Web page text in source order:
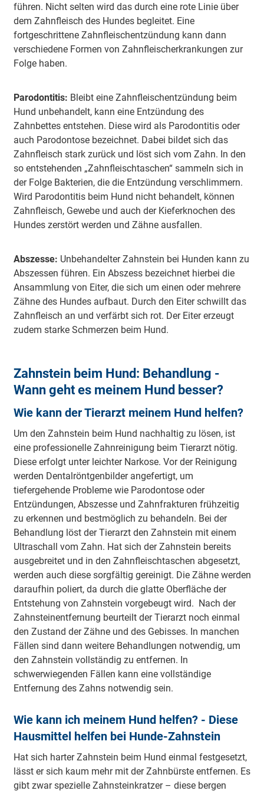
führen. Nicht selten wird das durch eine rote Linie über
dem Zahnfleisch des Hundes begleitet. Eine
fortgeschrittene Zahnfleischentzündung kann dann
verschiedene Formen von Zahnfleischerkrankungen zur
Folge haben.
Parodontitis: Bleibt eine Zahnfleischentzündung beim
Hund unbehandelt, kann eine Entzündung des
Zahnbettes entstehen. Diese wird als Parodontitis oder
auch Parodontose bezeichnet. Dabei bildet sich das
Zahnfleisch stark zurück und löst sich vom Zahn. In den
so entstehenden „Zahnfleischtaschen“ sammeln sich in
der Folge Bakterien, die die Entzündung verschlimmern.
Wird Parodontitis beim Hund nicht behandelt, können
Zahnfleisch, Gewebe und auch der Kieferknochen des
Hundes zerstört werden und Zähne ausfallen.
Abszesse: Unbehandelter Zahnstein bei Hunden kann zu
Abszessen führen. Ein Abszess bezeichnet hierbei die
Ansammlung von Eiter, die sich um einen oder mehrere
Zähne des Hundes aufbaut. Durch den Eiter schwillt das
Zahnfleisch an und verfärbt sich rot. Der Eiter erzeugt
zudem starke Schmerzen beim Hund.
Zahnstein beim Hund: Behandlung -
Wann geht es meinem Hund besser?
Wie kann der Tierarzt meinem Hund helfen?
Um den Zahnstein beim Hund nachhaltig zu lösen, ist
eine professionelle Zahnreinigung beim Tierarzt nötig.
Diese erfolgt unter leichter Narkose. Vor der Reinigung
werden Dentalröntgenbilder angefertigt, um
tiefergehende Probleme wie Parodontose oder
Entzündungen, Abszesse und Zahnfrakturen frühzeitig
zu erkennen und bestmöglich zu behandeln. Bei der
Behandlung löst der Tierarzt den Zahnstein mit einem
Ultraschall vom Zahn. Hat sich der Zahnstein bereits
ausgebreitet und in den Zahnfleischtaschen abgesetzt,
werden auch diese sorgfältig gereinigt. Die Zähne werden
daraufhin poliert, da durch die glatte Oberfläche der
Entstehung von Zahnstein vorgebeugt wird. Nach der
Zahnsteinentfernung beurteilt der Tierarzt noch einmal
den Zustand der Zähne und des Gebisses. In manchen
Fällen sind dann weitere Behandlungen notwendig, um
den Zahnstein vollständig zu entfernen. In
schwerwiegenden Fällen kann eine vollständige
Entfernung des Zahns notwendig sein.
Wie kann ich meinem Hund helfen? - Diese
Hausmittel helfen bei Hunde-Zahnstein
Hat sich harter Zahnstein beim Hund einmal festgesetzt,
lässt er sich kaum mehr mit der Zahnbürste entfernen. Es
gibt zwar spezielle Zahnsteinkratzer – diese bergen